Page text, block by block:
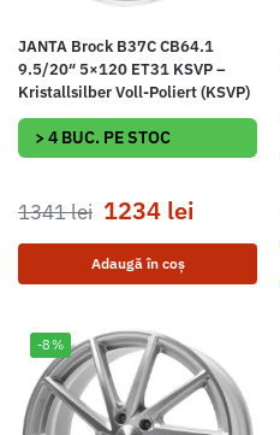
JANTA Brock B37C CB64.1
9.5/20″ 5×120 ET31 KSVP –
Kristallsilber Voll-Poliert (KSVP)
> 4 BUC. PE STOC
1341lei 1234 lei
Adaugă în coș
-8%